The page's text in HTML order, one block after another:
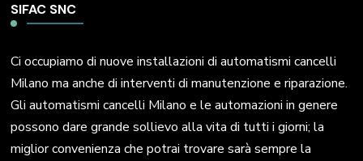
SIFAC SNC
Ci occupiamo di nuove installazioni di automatismi cancelli
Milano ma anche di interventi di manutenzione e riparazione.
Gli automatismi cancelli Milano e le automazioni in genere
possono dare grande sollievo alla vita di tutti i giorni; la
miglior convenienza che potrai trovare sarà sempre la